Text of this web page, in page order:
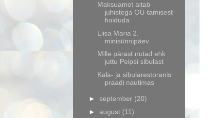
Maksuamet aitab
juhistega OÜ-tamisest
hoiduda
Liisa Maria 2.
minisünnipäev
Mille pärast nutad ehk
juttu Peipsi sibulast
Kala- ja sibularestoranis
praadi nautimas
► september (20)
► august (11)